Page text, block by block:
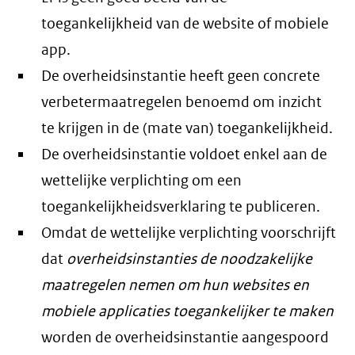
toegankelijkheid van de website of mobiele
app.
De overheidsinstantie heeft geen concrete
verbetermaatregelen benoemd om inzicht
te krijgen in de (mate van) toegankelijkheid.
De overheidsinstantie voldoet enkel aan de
wettelijke verplichting om een
toegankelijkheidsverklaring te publiceren.
Omdat de wettelijke verplichting voorschrijft
dat overheidsinstanties de noodzakelijke
maatregelen nemen om hun websites en
mobiele applicaties toegankelijker te maken
worden de overheidsinstantie aangespoord